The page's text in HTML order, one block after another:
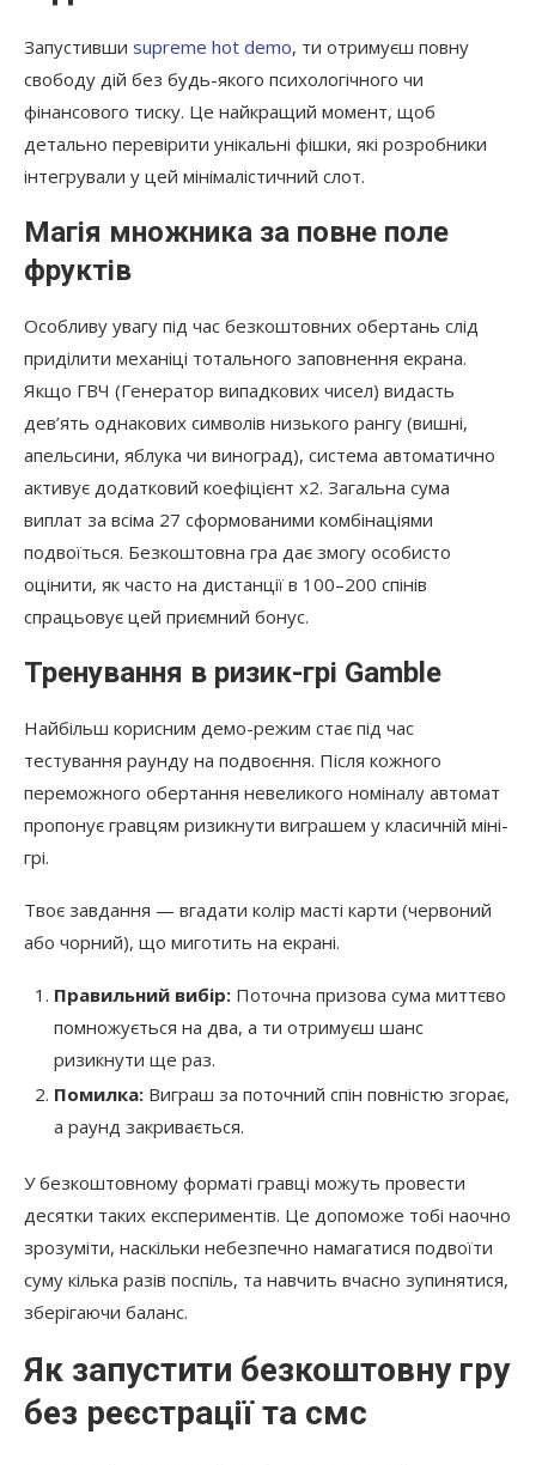
Запустивши supreme hot demo, ти отримуєш повну
свободу дій без будь-якого психологічного чи
фінансового тиску. Це найкращий момент, щоб
детально перевірити унікальні фішки, які розробники
інтегрували у цей мінімалістичний слот.
Магія множника за повне поле
фруктів
Особливу увагу під час безкоштовних обертань слід
приділити механіці тотального заповнення екрана.
Якщо ГВЧ (Генератор випадкових чисел) видасть
дев’ять однакових символів низького рангу (вишні,
апельсини, яблука чи виноград), система автоматично
активує додатковий коефіцієнт х2. Загальна сума
виплат за всіма 27 сформованими комбінаціями
подвоїться. Безкоштовна гра дає змогу особисто
оцінити, як часто на дистанції в 100–200 спінів
спрацьовує цей приємний бонус.
Тренування в ризик-грі Gamble
Найбільш корисним демо-режим стає під час
тестування раунду на подвоєння. Після кожного
переможного обертання невеликого номіналу автомат
пропонує гравцям ризикнути виграшем у класичній міні-
грі.
Твоє завдання — вгадати колір масті карти (червоний
або чорний), що миготить на екрані.
Правильний вибір: Поточна призова сума миттєво
помножується на два, а ти отримуєш шанс
ризикнути ще раз.
Помилка: Виграш за поточний спін повністю згорає,
а раунд закривається.
У безкоштовному форматі гравці можуть провести
десятки таких експериментів. Це допоможе тобі наочно
зрозуміти, наскільки небезпечно намагатися подвоїти
суму кілька разів поспіль, та навчить вчасно зупинятися,
зберігаючи баланс.
Як запустити безкоштовну гру
без реєстрації та смс